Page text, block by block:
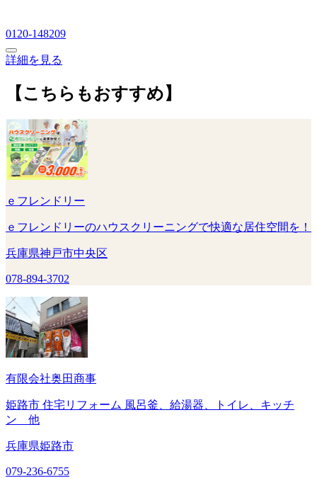
0120-148209
詳細を見る
【こちらもおすすめ】
ｅフレンドリー
ｅフレンドリーのハウスクリーニングで快適な居住空間を！
兵庫県神戸市中央区
078-894-3702
有限会社奥田商事
姫路市 住宅リフォーム 風呂釜、給湯器、トイレ、キッチ
ン 他
兵庫県姫路市
079-236-6755